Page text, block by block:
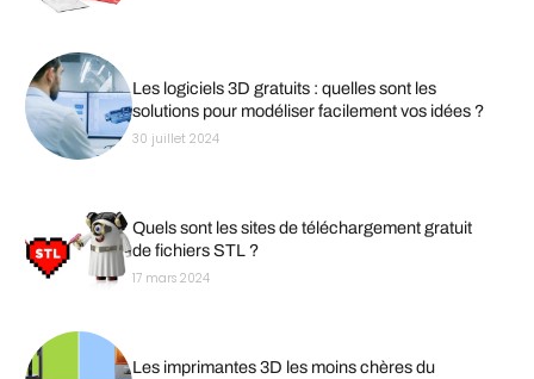
Les logiciels 3D gratuits : quelles sont les
solutions pour modéliser facilement vos idées ?
30 juillet 2024
Quels sont les sites de téléchargement gratuit
de fichiers STL ?
17 mars 2024
Les imprimantes 3D les moins chères du